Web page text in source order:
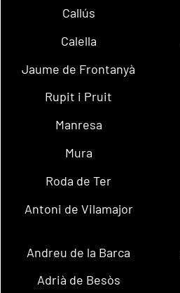
Callús
Calella
Jaume de Frontanyà
Rupit i Pruit
Manresa
Mura
Roda de Ter
Antoni de Vilamajor
Andreu de la Barca
Adrià de Besòs